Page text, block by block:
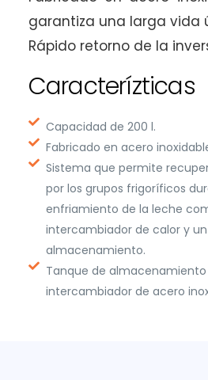
garantiza una larga vida
Rápido retorno de la
Caracterízticas
Capacidad de 200 l.
Fabricado en acero
Sistema que permite
por los grupos frigoríficos
enfriamiento de la leche
intercambiador de calor y
almacenamiento.
Tanque de almacenamiento
intercambiador de acero